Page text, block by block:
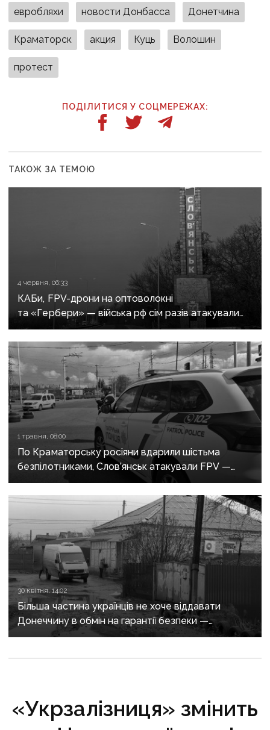
евробляхи новости Донбасса Донетчина
Краматорск акция Куць Волошин
протест
ПОДІЛИТИСЯ У СОЦМЕРЕЖАХ:
ТАКОЖ ЗА ТЕМОЮ
4 червня, 06:33
КАБи, FPV-дрони на оптоволокні
та «Гербери» — війська рф сім разів атакували
Словʼянськ
1 травня, 08:00
По Краматорську росіяни вдарили шістьма
безпілотниками, Слов’янськ атакували FPV —
росіяни не припиняють обстріли Донеччини
30 квітня, 14:02
Більша частина українців не хоче віддавати
Донеччину в обмін на гарантії безпеки —
опитування КМІС
«Укрзалізниця» змінить